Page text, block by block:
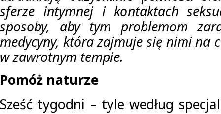
sferze intymnej i kontaktach
sposoby, aby tym problemom
medycyny, która zajmuje się nimi na
w zawrotnym tempie.
Pomóż naturze
Sześć tygodni – tyle według